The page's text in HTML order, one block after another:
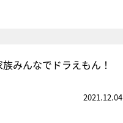
みんなでドラえもん！
2021.12.04